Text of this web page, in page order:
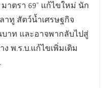
าตรา 69” แก้ไขใหม่ นัก
าทู สัตว์น้ำเศรษฐกิจ
าท และอาจพากลับไปสู่
ง พ.ร.บ.แก้ไขเพิ่มเติม